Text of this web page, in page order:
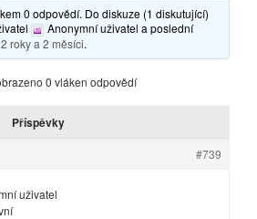
0 odpovědí. Do diskuze (1 diskutující)
Anonymní uživatel a poslední
roky a 2 měsíci.
0 vláken odpovědí
Příspěvky
#739
uživatel